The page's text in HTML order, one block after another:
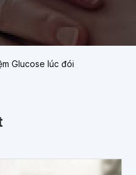
Glucose lúc đói